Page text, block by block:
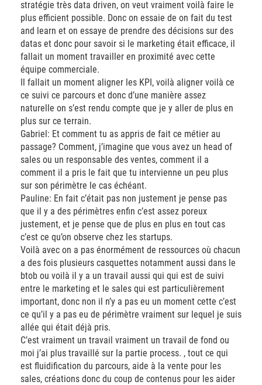
stratégie très data driven, on veut vraiment voilà faire le
plus efficient possible. Donc on essaie de on fait du test
and learn et on essaye de prendre des décisions sur des
datas et donc pour savoir si le marketing était efficace, il
fallait un moment travailler en proximité avec cette
équipe commerciale.
Il fallait un moment aligner les KPI, voilà aligner voilà ce
ce suivi ce parcours et donc d’une manière assez
naturelle on s’est rendu compte que je y aller de plus en
plus sur ce terrain.
Gabriel: Et comment tu as appris de fait ce métier au
passage? Comment, j’imagine que vous avez un head of
sales ou un responsable des ventes, comment il a
comment il a pris le fait que tu intervienne un peu plus
sur son périmètre le cas échéant.
Pauline: En fait c’était pas non justement je pense pas
que il y a des périmètres enfin c’est assez poreux
justement, et je pense que de plus en plus en tout cas
c’est ce qu’on observe chez les startups.
Voilà avec on a pas énormément de ressources où chacun
a des fois plusieurs casquettes notamment aussi dans le
btob ou voilà il y a un travail aussi qui qui est de suivi
entre le marketing et le sales qui est particulièrement
important, donc non il n’y a pas eu un moment cette c’est
ce qu’il y a pas eu de périmètre vraiment sur lequel je suis
allée qui était déjà pris.
C’est vraiment un travail vraiment un travail de fond ou
moi j’ai plus travaillé sur la partie process. , tout ce qui
est fluidification du parcours, aide à la vente pour les
sales, créations donc du coup de contenus pour les aider